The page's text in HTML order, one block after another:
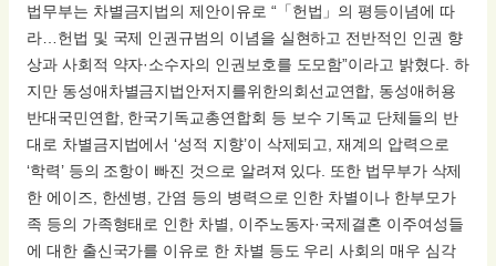
법무부는 차별금지법의 제안이유로 “「헌법」의 평등이념에 따
라…헌법 및 국제 인권규범의 이념을 실현하고 전반적인 인권 향
상과 사회적 약자·소수자의 인권보호를 도모함”이라고 밝혔다. 하
지만 동성애차별금지법안저지를위한의회선교연합, 동성애허용
반대국민연합, 한국기독교총연합회 등 보수 기독교 단체들의 반
대로 차별금지법에서 ‘성적 지향’이 삭제되고, 재계의 압력으로
‘학력’ 등의 조항이 빠진 것으로 알려져 있다. 또한 법무부가 삭제
한 에이즈, 한센병, 간염 등의 병력으로 인한 차별이나 한부모가
족 등의 가족형태로 인한 차별, 이주노동자·국제결혼 이주여성들
에 대한 출신국가를 이유로 한 차별 등도 우리 사회의 매우 심각